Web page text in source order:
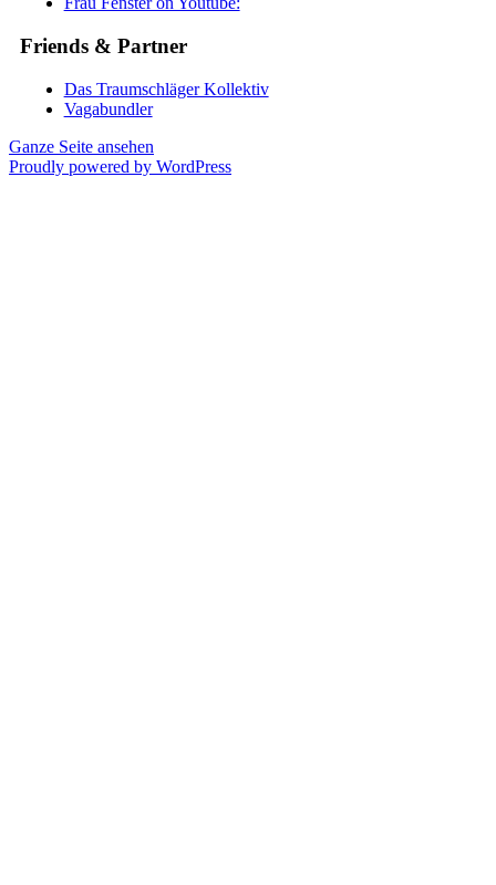
Friends & Partner
Das Traumschläger Kollektiv
Vagabundler
Ganze Seite ansehen
Proudly powered by WordPress